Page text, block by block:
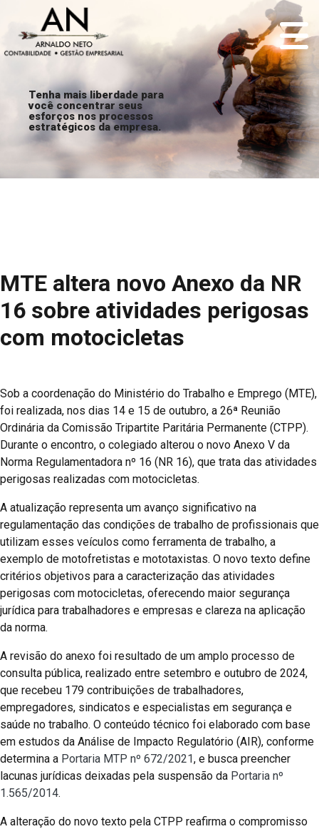
Tenha mais liberdade para
você concentrar seus
esforços nos processos
estratégicos da empresa.
MTE altera novo Anexo da NR
16 sobre atividades perigosas
com motocicletas
Sob a coordenação do Ministério do Trabalho e Emprego (MTE),
foi realizada, nos dias 14 e 15 de outubro, a 26ª Reunião
Ordinária da Comissão Tripartite Paritária Permanente (CTPP).
Durante o encontro, o colegiado alterou o novo Anexo V da
Norma Regulamentadora nº 16 (NR 16), que trata das atividades
perigosas realizadas com motocicletas.
A atualização representa um avanço significativo na
regulamentação das condições de trabalho de profissionais que
utilizam esses veículos como ferramenta de trabalho, a
exemplo de motofretistas e mototaxistas. O novo texto define
critérios objetivos para a caracterização das atividades
perigosas com motocicletas, oferecendo maior segurança
jurídica para trabalhadores e empresas e clareza na aplicação
da norma.
A revisão do anexo foi resultado de um amplo processo de
consulta pública, realizado entre setembro e outubro de 2024,
que recebeu 179 contribuições de trabalhadores,
empregadores, sindicatos e especialistas em segurança e
saúde no trabalho. O conteúdo técnico foi elaborado com base
em estudos da Análise de Impacto Regulatório (AIR), conforme
determina a Portaria MTP nº 672/2021, e busca preencher
lacunas jurídicas deixadas pela suspensão da Portaria nº
1.565/2014.
A alteração do novo texto pela CTPP reafirma o compromisso